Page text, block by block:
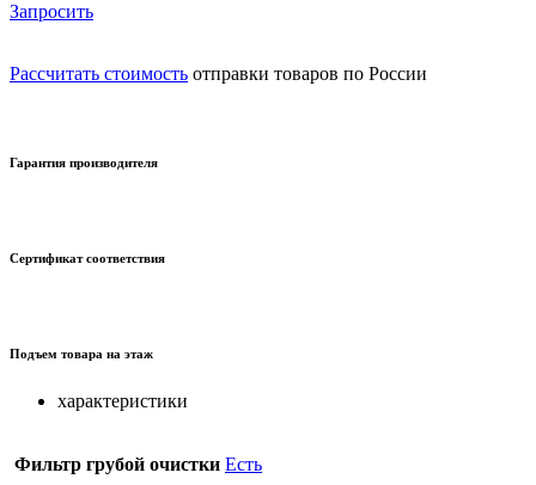
Запросить
Рассчитать стоимость отправки товаров по России
Гарантия производителя
Сертификат соответствия
Подъем товара на этаж
характеристики
Фильтр грубой очистки Есть